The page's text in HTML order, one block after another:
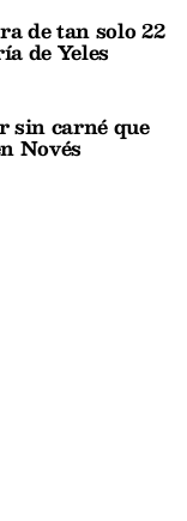
de tan solo 22
de Yeles
sin carné que
Novés